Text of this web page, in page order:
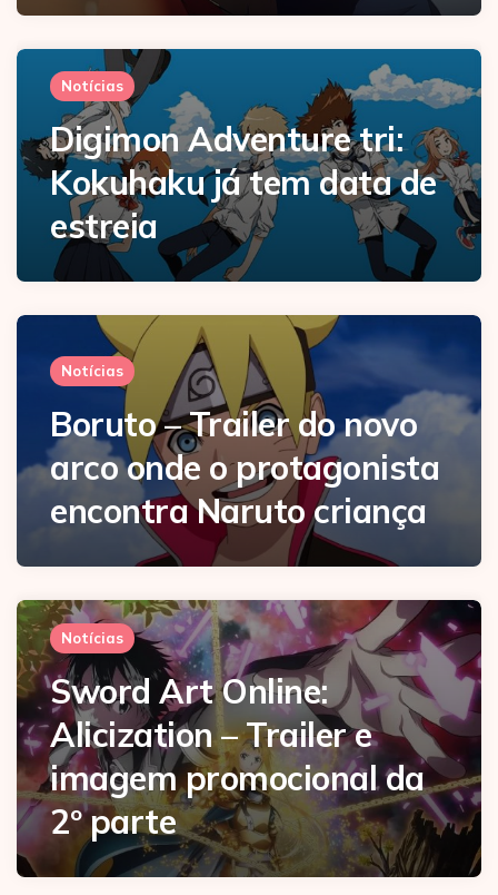
Notícias
Digimon Adventure tri:
Kokuhaku já tem data de
estreia
Notícias
Boruto – Trailer do novo
arco onde o protagonista
encontra Naruto criança
Notícias
Sword Art Online:
Alicization – Trailer e
imagem promocional da
2º parte